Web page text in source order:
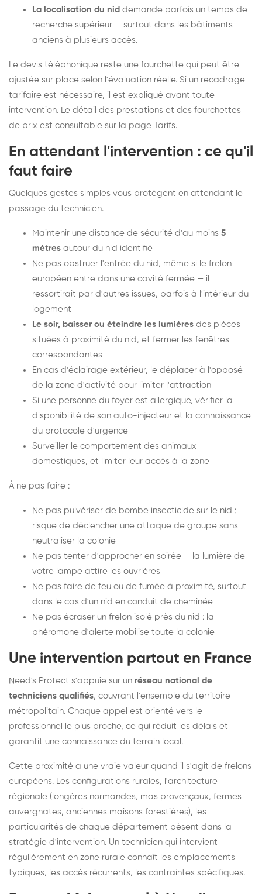
La localisation du nid demande parfois un temps de
recherche supérieur — surtout dans les bâtiments
anciens à plusieurs accès.
Le devis téléphonique reste une fourchette qui peut être
ajustée sur place selon l'évaluation réelle. Si un recadrage
tarifaire est nécessaire, il est expliqué avant toute
intervention. Le détail des prestations et des fourchettes
de prix est consultable sur la page Tarifs.
En attendant l'intervention : ce qu'il
faut faire
Quelques gestes simples vous protègent en attendant le
passage du technicien.
Maintenir une distance de sécurité d'au moins 5
mètres autour du nid identifié
Ne pas obstruer l'entrée du nid, même si le frelon
européen entre dans une cavité fermée — il
ressortirait par d'autres issues, parfois à l'intérieur du
logement
Le soir, baisser ou éteindre les lumières des pièces
situées à proximité du nid, et fermer les fenêtres
correspondantes
En cas d'éclairage extérieur, le déplacer à l'opposé
de la zone d'activité pour limiter l'attraction
Si une personne du foyer est allergique, vérifier la
disponibilité de son auto-injecteur et la connaissance
du protocole d'urgence
Surveiller le comportement des animaux
domestiques, et limiter leur accès à la zone
À ne pas faire :
Ne pas pulvériser de bombe insecticide sur le nid :
risque de déclencher une attaque de groupe sans
neutraliser la colonie
Ne pas tenter d'approcher en soirée — la lumière de
votre lampe attire les ouvrières
Ne pas faire de feu ou de fumée à proximité, surtout
dans le cas d'un nid en conduit de cheminée
Ne pas écraser un frelon isolé près du nid : la
phéromone d'alerte mobilise toute la colonie
Une intervention partout en France
Need's Protect s'appuie sur un réseau national de
techniciens qualifiés, couvrant l'ensemble du territoire
métropolitain. Chaque appel est orienté vers le
professionnel le plus proche, ce qui réduit les délais et
garantit une connaissance du terrain local.
Cette proximité a une vraie valeur quand il s'agit de frelons
européens. Les configurations rurales, l'architecture
régionale (longères normandes, mas provençaux, fermes
auvergnates, anciennes maisons forestières), les
particularités de chaque département pèsent dans la
stratégie d'intervention. Un technicien qui intervient
régulièrement en zone rurale connaît les emplacements
typiques, les accès récurrents, les contraintes spécifiques.